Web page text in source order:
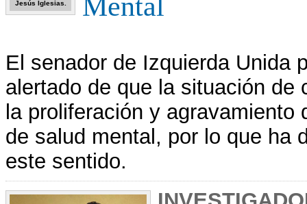
Jesús Iglesias.
El senador de Izquierda Unida
alertado de que la situación
la proliferación y
de salud mental, por lo que ha
este sentido.